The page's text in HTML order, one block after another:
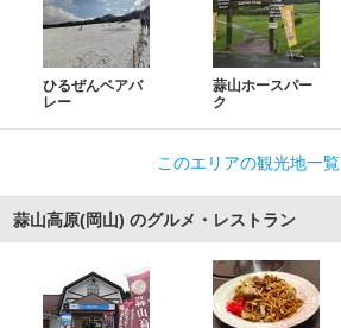
ひるぜんベアバ
レー
蒜山ホースパー
ク
このエリアの観光地一覧
蒜山高原(岡山) のグルメ・レストラン